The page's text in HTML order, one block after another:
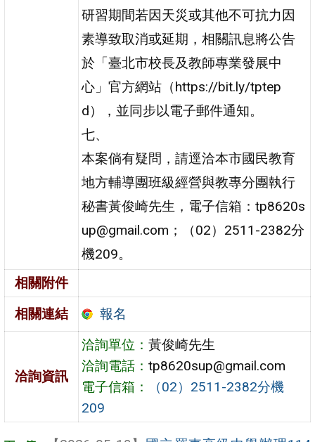
研習期間若因天災或其他不可抗力因
素導致取消或延期，相關訊息將公告
於「臺北市校長及教師專業發展中
心」官方網站（https://bit.ly/tptep
d），並同步以電子郵件通知。
七、
本案倘有疑問，請逕洽本市國民教育
地方輔導團班級經營與教專分團執行
秘書黃俊崎先生，電子信箱：tp8620s
up@gmail.com；（02）2511-2382分
機209。
相關附件
相關連結
報名
洽詢資訊
洽詢單位：黃俊崎先生
洽詢電話：tp8620sup@gmail.com
電子信箱：
（02）2511-2382分機
209